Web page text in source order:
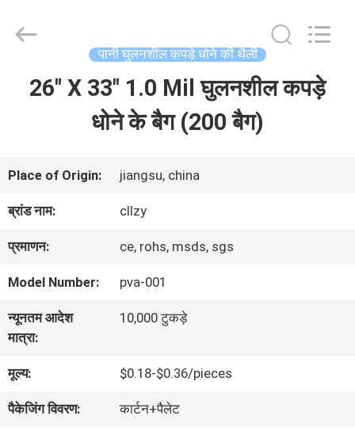
हमारे
बारे
में
कारखाने
का
दौरा
Macromolecule
पानी घुलनशील कपड़े धोने की थैली
26" X 33" 1.0 Mil घुलनशील कपड़े
धोने के बैग (200 बैग)
Place of Origin: jiangsu, china
ब्रांड नाम: cllzy
प्रमाणन: ce, rohs, msds, sgs
Model Number: pva-001
न्यूनतम आदेश
मात्रा:
10,000 टुकड़े
मूल्य: $0.18-$0.36/pieces
पैकेजिंग विवरण: कार्टन+पैलेट